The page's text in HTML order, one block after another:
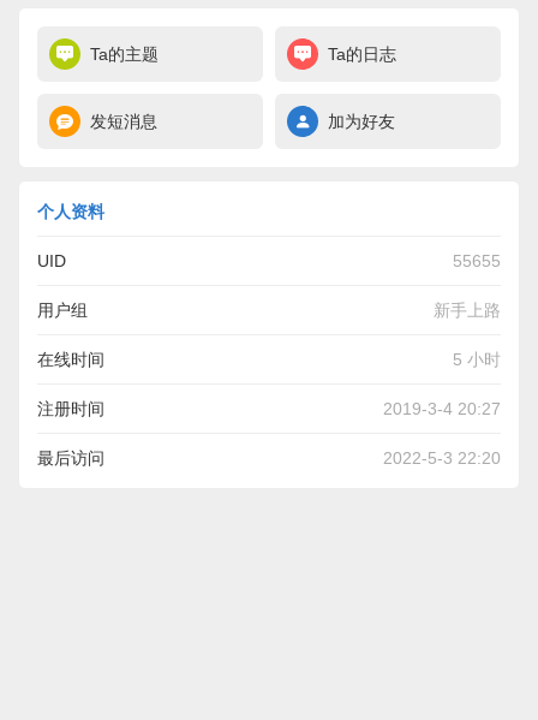
Ta的主题 Ta的日志
发短消息 加为好友
个人资料
UID 55655
用户组 新手上路
在线时间 5 小时
注册时间 2019-3-4 20:27
最后访问 2022-5-3 22:20